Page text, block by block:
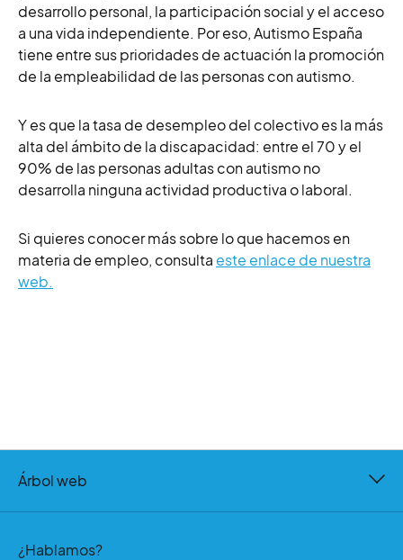
desarrollo personal, la participación social y el acceso
a una vida independiente. Por eso, Autismo España
tiene entre sus prioridades de actuación la promoción
de la empleabilidad de las personas con autismo.
Y es que la tasa de desempleo del colectivo es la más
alta del ámbito de la discapacidad: entre el 70 y el
90% de las personas adultas con autismo no
desarrolla ninguna actividad productiva o laboral.
Si quieres conocer más sobre lo que hacemos en
materia de empleo, consulta este enlace de nuestra
web.
Árbol web
¿Hablamos?